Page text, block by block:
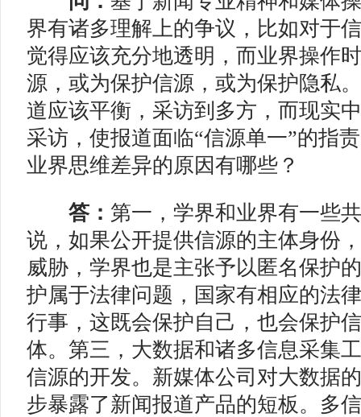
界有诸多理解上的争议，比如对于
觉得应该充分地透明，而业界操作
源，或为保护信源，或为保护隐私
道应该平衡，采访到多方，而现实
采访，使报道面临“信源单一”的指
业界思维差异的原因有哪些？
答： 第一，学界和业界有一些
说，如果公开提供信源的主体身份
威胁，学界也是主张予以匿名保护
护属于法律问题，国家有相应的法
行事，这既会保护自己，也会保护
体。第三，大数据和诸多信息采集
信源的开发。新媒体公司对大数据
步暴露了新闻报道产品的短板。多